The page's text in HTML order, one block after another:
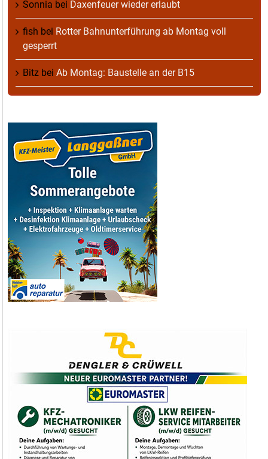
Sonnia bei Daxenfeuer wieder erlaubt
fish bei Rotter Bahnunterführung ab Montag voll
gesperrt
Bitz bei Ab Montag: Baustelle an der B15